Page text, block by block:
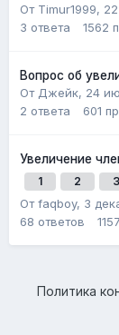
От Timur1999,
3 ответа 1562
Вопрос об
От Джейк, 24
2 ответа 601
Увеличение
1 2 3
От faqboy, 3
68 ответов
Политика